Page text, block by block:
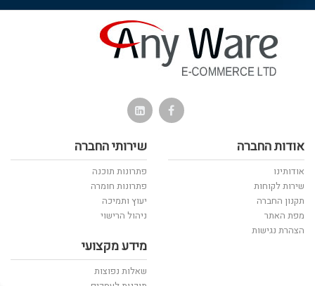
אודות החברה
אודותינו
שירות לקוחות
תקנון החברה
מפת האתר
הצהרת נגישות
שירותי החברה
פתרונות תוכנה
פתרונות חומרה
יעוץ ותמיכה
ניהול הרישוי
מידע מקצועי
שאלות נפוצות